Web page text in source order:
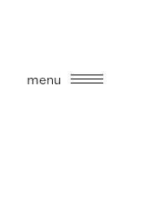
menu